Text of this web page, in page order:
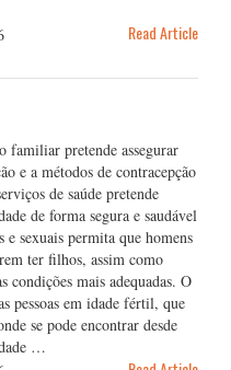
Read Article
familiar pretende assegurar
e a métodos de contracepção
de saúde pretende
de forma segura e saudável
e sexuais permita que homens
ter filhos, assim como
condições mais adequadas. O
pessoas em idade fértil, que
se pode encontrar desde
…